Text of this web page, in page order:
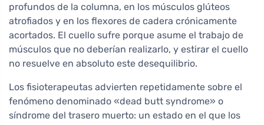
profundos de la columna, en los músculos glúteos
atrofiados y en los flexores de cadera crónicamente
acortados. El cuello sufre porque asume el trabajo de
músculos que no deberían realizarlo, y estirar el cuello
no resuelve en absoluto este desequilibrio.
Los fisioterapeutas advierten repetidamente sobre el
fenómeno denominado «dead butt syndrome» o
síndrome del trasero muerto: un estado en el que los